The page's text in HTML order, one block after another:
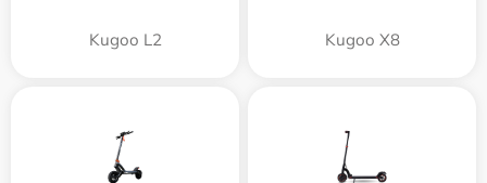
Kugoo L2 Kugoo X8